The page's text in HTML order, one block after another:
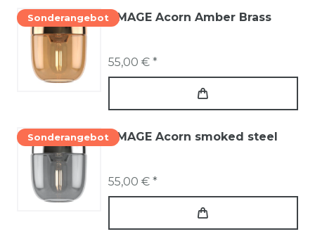
SonderangebotUMAGE Acorn Amber Brass
55,00 € *
SonderangebotUMAGE Acorn smoked steel
55,00 € *